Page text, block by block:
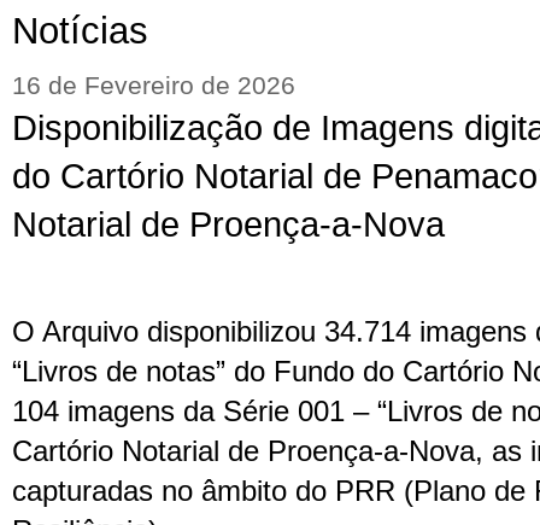
Notícias
16 de Fevereiro de 2026
Disponibilização de Imagens
do Cartório Notarial de
Notarial de Proença-a-Nova
O Arquivo disponibilizou 34.714
“Livros de notas” do Fundo do Cartório
104 imagens da Série 001 – “Livros de
Cartório Notarial de Proença-a-Nova, as
capturadas no âmbito do PRR (Plano de